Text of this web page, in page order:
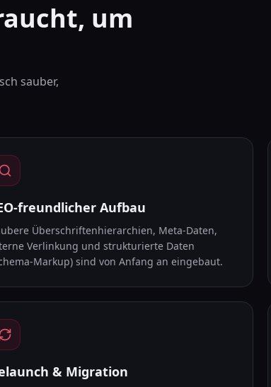
um
sauber,
freundlicher Aufbau
Überschriftenhierarchien, Meta-Daten,
Verlinkung und strukturierte Daten
Markup) sind von Anfang an eingebaut.
& Migration